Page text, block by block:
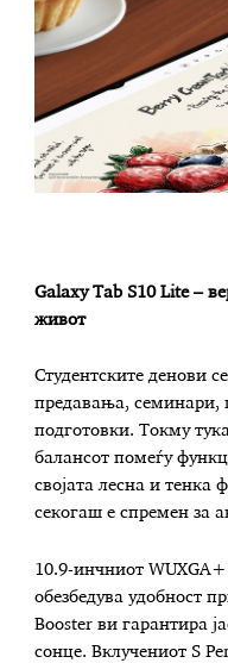
Galaxy Tab S10 Lite –
живот
Студентските денови
предавања, семинари,
подготовки. Токму
балансот помеѓу
својата лесна и тенка
секогаш е спремен за
10.9-инчниот
обезбедува удобност
Booster ви гарантира
сонце. Вклучениот S